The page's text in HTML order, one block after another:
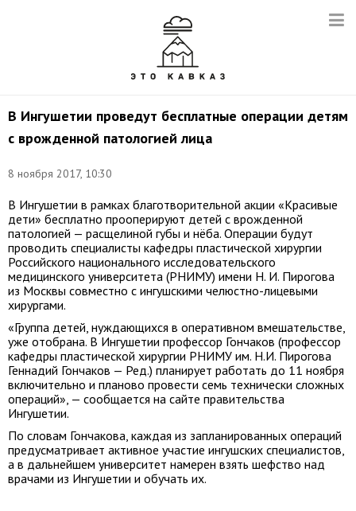
В Ингушетии проведут бесплатные операции детям
с врожденной патологией лица
8 ноября 2017, 10:30
В Ингушетии в рамках благотворительной акции «Красивые
дети» бесплатно прооперируют детей с врожденной
патологией — расщелиной губы и нёба. Операции будут
проводить специалисты кафедры пластической хирургии
Российского национального исследовательского
медицинского университета (РНИМУ) имени Н. И. Пирогова
из Москвы совместно с ингушскими челюстно-лицевыми
хирургами.
«Группа детей, нуждающихся в оперативном вмешательстве,
уже отобрана. В Ингушетии профессор Гончаков (профессор
кафедры пластической хирургии РНИМУ им. Н.И. Пирогова
Геннадий Гончаков — Ред.) планирует работать до 11 ноября
включительно и планово провести семь технически сложных
операций», — сообщается на сайте правительства
Ингушетии.
По словам Гончакова, каждая из запланированных операций
предусматривает активное участие ингушских специалистов,
а в дальнейшем университет намерен взять шефство над
врачами из Ингушетии и обучать их.